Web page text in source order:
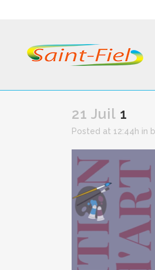
Infos
Modalités
Séjours
21 Juil 1
Posted at 12:44h in